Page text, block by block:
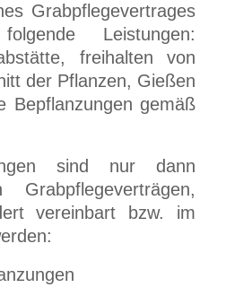
Grabpflegevertrages
Leistungen:
freihalten von
der Pflanzen, Gießen
Bepflanzungen gemäß
sind nur dann
vereinbart bzw. im